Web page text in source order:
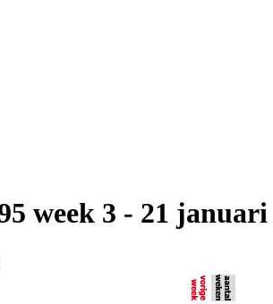
week 3 - 21 januari